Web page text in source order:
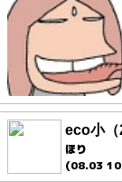
eco小（
ほり
(08.03